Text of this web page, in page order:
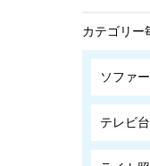
カテゴリー
ソファ
テレビ